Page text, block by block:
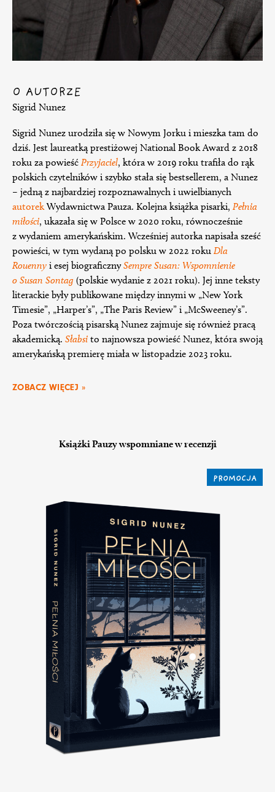
O AUTORZE
Sigrid Nunez
Sigrid Nunez urodziła się w Nowym Jorku i mieszka tam do
dziś. Jest laureatką prestiżowej National Book Award z 2018
roku za powieść Przyjaciel, która w 2019 roku trafiła do rąk
polskich czytelników i szybko stała się bestsellerem, a Nunez
– jedną z najbardziej rozpoznawalnych i uwielbianych
autorekWydawnictwa Pauza. Kolejna książka pisarki, Pełnia
miłości, ukazała się w Polsce w 2020 roku, równocześnie
z wydaniem amerykańskim. Wcześniej autorka napisała sześć
powieści, w tym wydaną po polsku w 2022 roku Dla
Rouenny i esej biograficznySempre Susan: Wspomnienie
o Susan Sontag (polskie wydanie z 2021 roku). Jej inne teksty
literackie były publikowane między innymi w „New York
Timesie”, „Harper’s”, „The Paris Review” i „McSweeney’s”.
Poza twórczością pisarską Nunez zajmuje się również pracą
akademicką. Słabsi to najnowsza powieść Nunez, która swoją
amerykańską premierę miała w listopadzie 2023 roku.
ZOBACZ WIĘCEJ »
Książki Pauzy wspomniane w recenzji
PROMOCJA